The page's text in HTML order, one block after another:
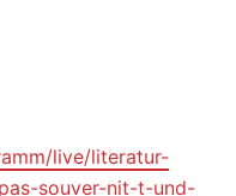
live/literatur-
souver-nit-t-und-